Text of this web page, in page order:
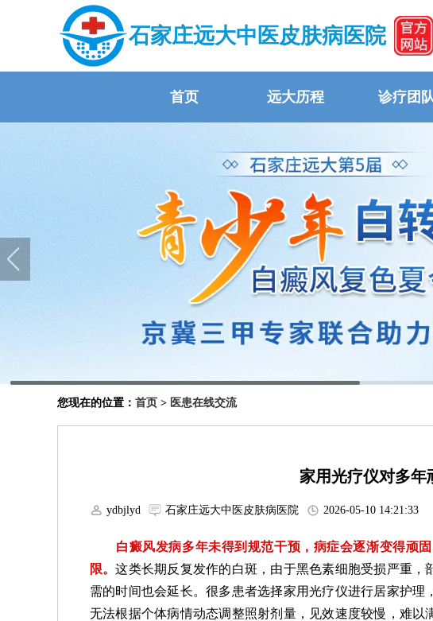
石家庄远大中医皮肤病医院
首页 远大历程 诊疗团
您现在的位置： 首页 > 医患在线交流
家用光疗仪对多年
ydbjlyd 石家庄远大中医皮肤病医院 2026-05-10 14:21:33
白癜风发病多年未得到规范干预，病症会逐渐变得顽固
限。这类长期反复发作的白斑，由于黑色素细胞受损严重
需的时间也会延长。很多患者选择家用光疗仪进行居家护理
无法根据个体病情动态调整照射剂量，见效速度较慢，难